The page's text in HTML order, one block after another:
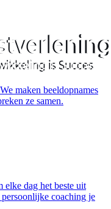
maken beeldopnames
ze samen.
elke dag het beste uit
coaching je